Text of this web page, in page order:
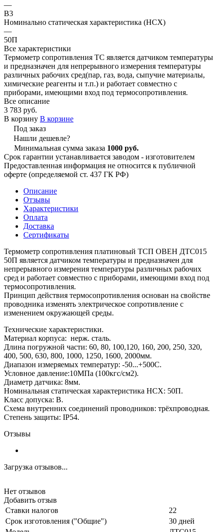
—
В3
Номинально статическая характеристика (НСХ)
—
50П
Все характеристики
Термометр сопротивления ТС является датчиком температуры
и предназначен для непрерывного измерения температуры
различных рабочих сред(пар, газ, вода, сыпучие материалы,
химические реагенты и т.п.) и работает совместно с
приборами, имеющими вход под термосопротивления.
Все описание
3 783 руб.
В корзину В корзине
Под заказ
Нашли дешевле?
Минимальная сумма заказа 1000 руб.
Срок гарантии устанавливается заводом - изготовителем
Предоставленная информация не относится к публичной
оферте (определяемой ст. 437 ГК РФ)
Описание
Отзывы
Характеристики
Оплата
Доставка
Сертификаты
Термометр сопротивления платиновый ТСП ОВЕН ДТС015
50П является датчиком температуры и предназначен для
непрерывного измерения температуры различных рабочих
сред и работает совместно с приборами, имеющими вход под
термосопротивления.
Принцип действия термосопротивления основан на свойстве
проводника изменять электрическое сопротивление с
изменением окружающей среды.
Технические характеристики.
Материал корпуса: нерж. сталь.
Длина погружной части: 60, 80, 100,120, 160, 200, 250, 320,
400, 500, 630, 800, 1000, 1250, 1600, 2000мм.
Диапазон измеряемых температур: -50...+500С.
Условное давление:10МПа (100кгс/см2).
Диаметр датчика: 8мм.
Номинальная статическая характеристика НСХ: 50П.
Класс допуска: В.
Схема внутренних соединений проводников: трёхпроводная.
Степень защиты: IP54.
Отзывы
Загрузка отзывов...
Нет отзывов
Добавить отзыв
Ставки налогов
22
Срок изготовления ("Общие")
30 дней